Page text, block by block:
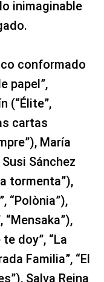
inimaginable
conformado
papel”,
(“Élite”,
cartas
María
Sánchez
tormenta”),
“Polònia”),
“Mensaka”),
doy”, “La
Familia”, “El
Salva Reina